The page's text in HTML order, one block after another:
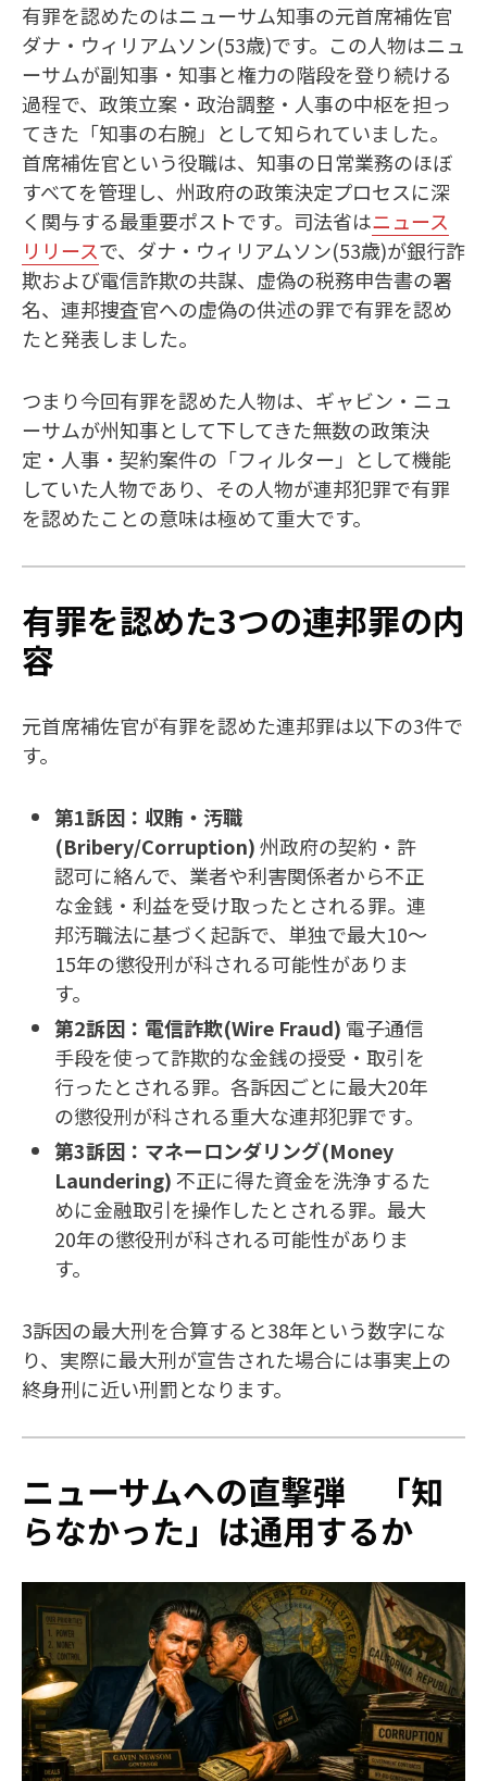
有罪を認めたのはニューサム知事の元首席補佐官
ダナ・ウィリアムソン(53歳)です。この人物はニュ
ーサムが副知事・知事と権力の階段を登り続ける
過程で、政策立案・政治調整・人事の中枢を担っ
てきた「知事の右腕」として知られていました。
首席補佐官という役職は、知事の日常業務のほぼ
すべてを管理し、州政府の政策決定プロセスに深
く関与する最重要ポストです。司法省はニュース
リリースで、ダナ・ウィリアムソン(53歳)が銀行詐
欺および電信詐欺の共謀、虚偽の税務申告書の署
名、連邦捜査官への虚偽の供述の罪で有罪を認め
たと発表しました。
つまり今回有罪を認めた人物は、ギャビン・ニュ
ーサムが州知事として下してきた無数の政策決
定・人事・契約案件の「フィルター」として機能
していた人物であり、その人物が連邦犯罪で有罪
を認めたことの意味は極めて重大です。
有罪を認めた3つの連邦罪の内
容
元首席補佐官が有罪を認めた連邦罪は以下の3件で
す。
第1訴因：収賄・汚職
(Bribery/Corruption)州政府の契約・許
認可に絡んで、業者や利害関係者から不正
な金銭・利益を受け取ったとされる罪。連
邦汚職法に基づく起訴で、単独で最大10〜
15年の懲役刑が科される可能性がありま
す。
第2訴因：電信詐欺(Wire Fraud) 電子通信
手段を使って詐欺的な金銭の授受・取引を
行ったとされる罪。各訴因ごとに最大20年
の懲役刑が科される重大な連邦犯罪です。
第3訴因：マネーロンダリング(Money
Laundering)不正に得た資金を洗浄するた
めに金融取引を操作したとされる罪。最大
20年の懲役刑が科される可能性がありま
す。
3訴因の最大刑を合算すると38年という数字にな
り、実際に最大刑が宣告された場合には事実上の
終身刑に近い刑罰となります。
ニューサムへの直撃弾 「知
らなかった」は通用するか